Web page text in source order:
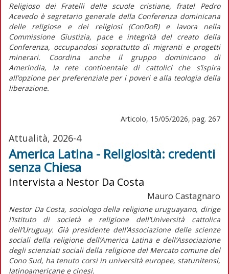
Religioso dei Fratelli delle scuole cristiane, fratel Pedro
Acevedo è segretario generale della Conferenza dominicana
delle religiose e dei religiosi (ConDoR) e lavora nella
Commissione Giustizia, pace e integrità del creato della
Conferenza, occupandosi soprattutto di migranti e progetti
minerari. Coordina anche il gruppo dominicano di
Amerindia, la rete continentale di cattolici che s’ispira
all’opzione per preferenziale per i poveri e alla teologia della
liberazione.
Articolo, 15/05/2026, pag. 267
Attualità, 2026-4
America Latina - Religiosità: credenti
senza Chiesa
Intervista a Nestor Da Costa
Mauro Castagnaro
Nestor Da Costa, sociologo della religione uruguayano, dirige
l’Istituto di società e religione dell’Università cattolica
dell’Uruguay. Già presidente dell’Associazione delle scienze
sociali della religione dell’America Latina e dell’Associazione
degli scienziati sociali della religione del Mercato comune del
Cono Sud, ha tenuto corsi in università europee, statunitensi,
latinoamericane e cinesi.